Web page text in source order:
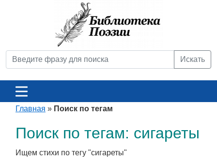
Искать
Главная » Поиск по тегам
Поиск по тегам: сигареты
Ищем стихи по тегу "сигареты"